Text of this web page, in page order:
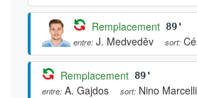
Remplacement 89'
entre: J. Medveděv sort:
Remplacement 89'
entre: A. Gajdos sort: Nino Marcelli